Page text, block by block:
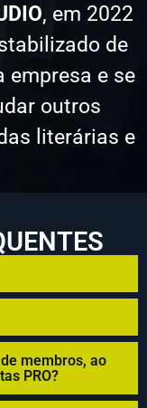
, em 2022
de
empresa e se
outros
literárias e
membros, ao
PRO?